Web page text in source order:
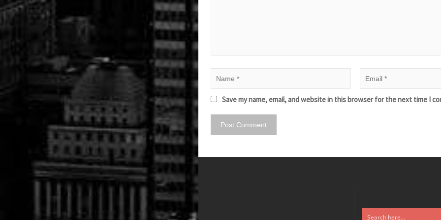
Save my name, email, and website in this browser for the next time I